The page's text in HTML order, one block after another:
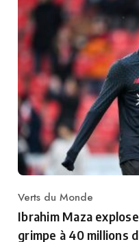
Category
Verts du Monde
Ibrahim Maza
grimpe à 40 millions